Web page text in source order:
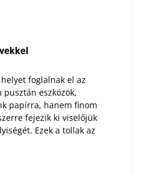
foglalnak el az
eszközök,
papírra, hanem finom
fejezik ki viselőjük
Ezek a tollak az